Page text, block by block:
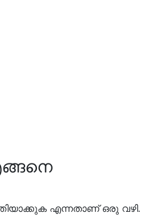
എന്നതാണ് ഒരു വഴി.